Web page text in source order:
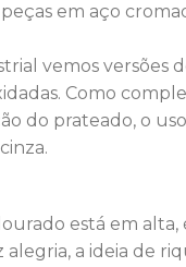
em aço
vemos versões
Como
do prateado, o
está em
alegria, a ideia de